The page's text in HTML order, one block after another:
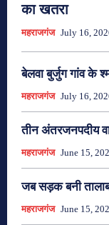
का खतरा
महराजगंज July 16,
बेलवा बुर्जुग गांव के
महराजगंज July 16,
तीन अंतरजनपदीय
महराजगंज June 15,
जब सड़क बनी तालाब
महराजगंज June 15,